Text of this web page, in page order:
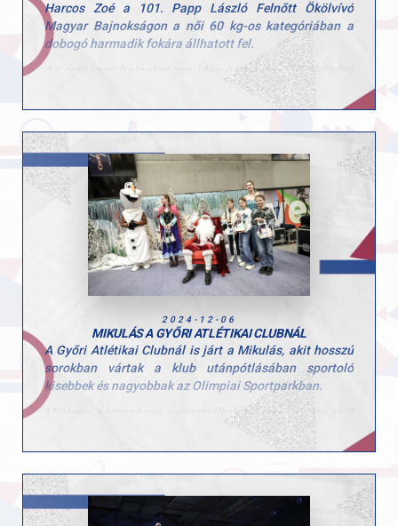
Harcos Zoé a 101. Papp László Felnőtt Ökölvívó
Magyar Bajnokságon a női 60 kg-os kategóriában a
dobogó harmadik fokára állhatott fel.
Az országos bajnokságon idén összesen 155 ökölvívó
mérte össze erejét, Zoé pedig nemcsak ezen a rangos
versenyen, hanem több nemzetközi eseményen is
2024-12-06
MIKULÁS A GYŐRI ATLÉTIKAI CLUBNÁL
A Győri Atlétikai Clubnál is járt a Mikulás, akit hosszú
sorokban vártak a klub utánpótlásában sportoló
kisebbek és nagyobbak az Olimpiai Sportparkban.
Mintegy négyszázan regisztráltak előzetesen, így volt
dolga a Mikulásnak és segítőinek, akik örömmel látták
az önfeledett mosolyt a gyerekek arcán.
"Egyesületünk számára kiemelten fontos a
közösségépítés és az ilyen pillanatok megteremtése,
amelyek még közelebb hozzák egymáshoz